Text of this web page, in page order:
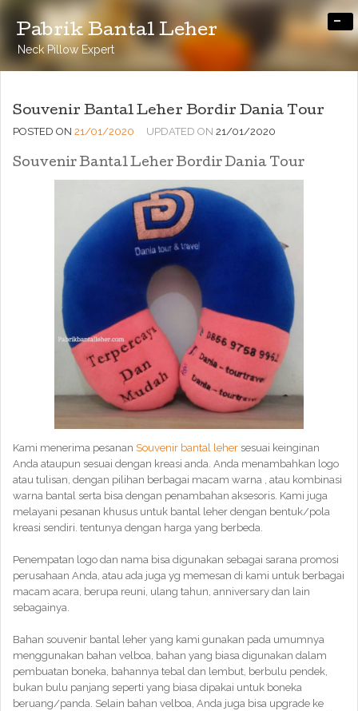
Pabrik Bantal Leher
Neck Pillow Expert
-
Souvenir Bantal Leher Bordir Dania Tour
POSTED ON 21/01/2020 UPDATED ON 21/01/2020
Souvenir Bantal Leher Bordir Dania Tour
Kami menerima pesanan Souvenir bantal leher sesuai keinginan
Anda ataupun sesuai dengan kreasi anda. Anda menambahkan logo
atau tulisan, dengan pilihan berbagai macam warna , atau kombinasi
warna bantal serta bisa dengan penambahan aksesoris. Kami juga
melayani pesanan khusus untuk bantal leher dengan bentuk/pola
kreasi sendiri. tentunya dengan harga yang berbeda.
Penempatan logo dan nama bisa digunakan sebagai sarana promosi
perusahaan Anda, atau ada juga yg memesan di kami untuk berbagai
macam acara, berupa reuni, ulang tahun, anniversary dan lain
sebagainya.
Bahan souvenir bantal leher yang kami gunakan pada umumnya
menggunakan bahan velboa, bahan yang biasa digunakan dalam
pembuatan boneka, bahannya tebal dan lembut, berbulu pendek,
bukan bulu panjang seperti yang biasa dipakai untuk boneka
beruang/panda. Selain bahan velboa, Anda juga bisa upgrade ke